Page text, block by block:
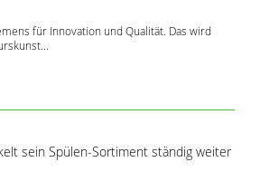
für Innovation und Qualität. Das wird
sein Spülen-Sortiment ständig weiter